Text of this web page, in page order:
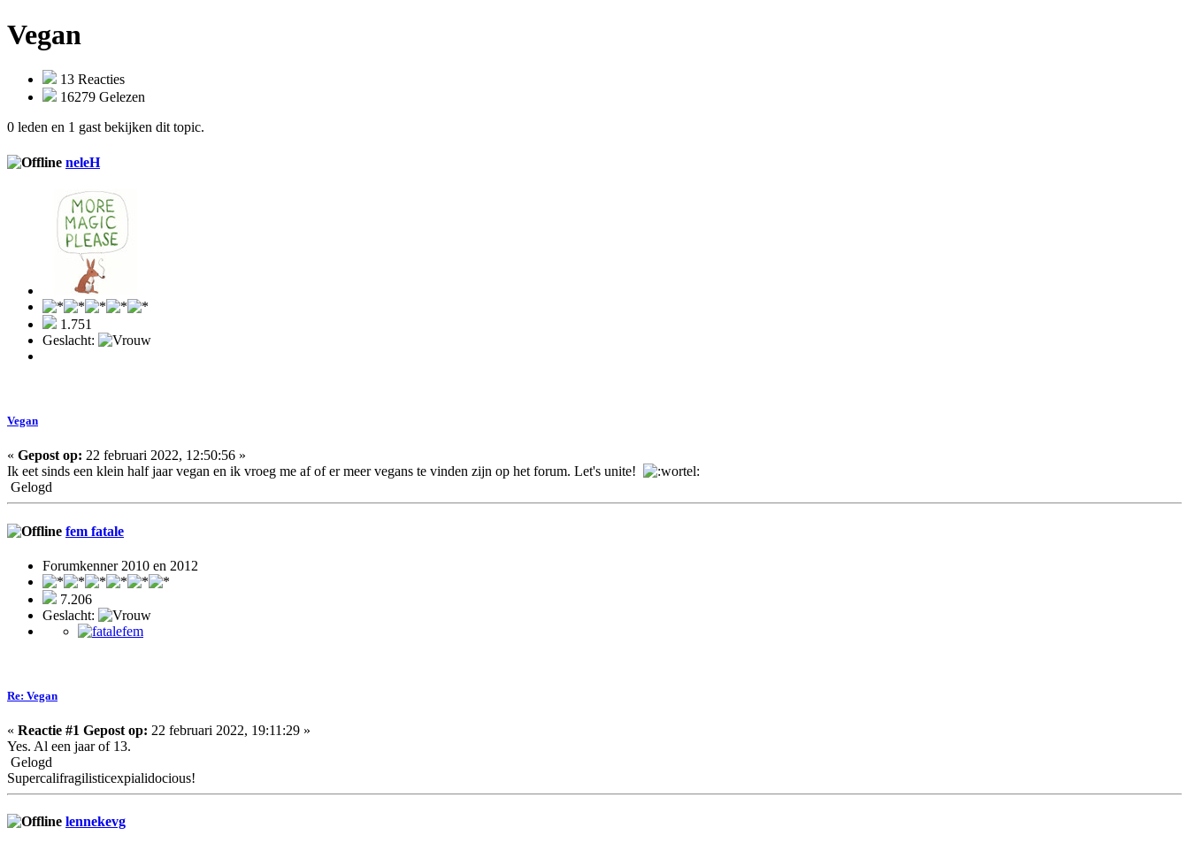
Vegan
13 Reacties
16279 Gelezen
0 leden en 1 gast bekijken dit topic.
neleH
1.751
Geslacht:
Vegan
« Gepost op: 22 februari 2022, 12:50:56 »
Ik eet sinds een klein half jaar vegan en ik vroeg me af of er meer vegans te vinden zijn op het forum. Let's unite!
Gelogd
fem fatale
Forumkenner 2010 en 2012
7.206
Geslacht:
Re: Vegan
« Reactie #1 Gepost op: 22 februari 2022, 19:11:29 »
Yes. Al een jaar of 13.
Gelogd
Supercalifragilisticexpialidocious!
lennekevg